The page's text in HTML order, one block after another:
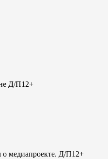
Д/П12+
медиапроекте. Д/П12+